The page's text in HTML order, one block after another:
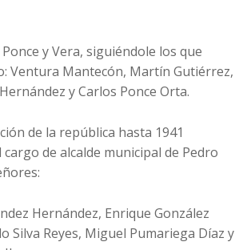
y Vera, siguiéndole los que
Ventura Mantecón, Martín Gutiérrez,
y Carlos Ponce Orta.
de la república hasta 1941
de alcalde municipal de Pedro
Hernández, Enrique González
Silva Reyes, Miguel Pumariega Díaz y